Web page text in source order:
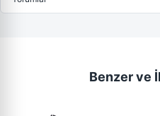
Benzer ve